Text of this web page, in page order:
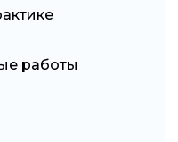
работы